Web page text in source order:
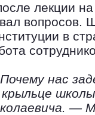
лекции
вопросов.
в
нас
—